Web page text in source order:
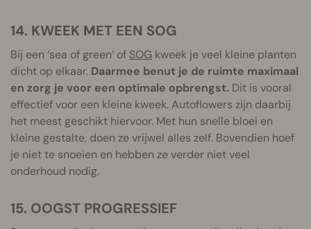
14. KWEEK MET EEN SOG
Bij een ‘sea of green’ of SOG kweek je veel kleine planten
dicht op elkaar. Daarmee benut je de ruimte maximaal
en zorg je voor een optimale opbrengst. Dit is vooral
effectief voor een kleine kweek. Autoflowers zijn daarbij
het meest geschikt hiervoor. Met hun snelle bloei en
kleine gestalte, doen ze vrijwel alles zelf. Bovendien hoef
je niet te snoeien en hebben ze verder niet veel
onderhoud nodig.
15. OOGST PROGRESSIEF